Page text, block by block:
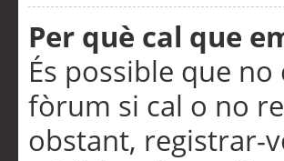
Per què cal que
És possible que
fòrum si cal o no
obstant, registrar-